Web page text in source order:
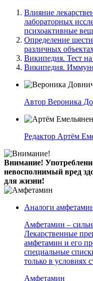
Влияние
лабораторных
психоактивные
Определение
различных
Википедия. Тест
Википедия.
Автор Вероника
Редактор Артём
Внимание!
невосполнимый вред
для жизни!
Аналоги
Амфетамин –
Лекарственные
амфетамин и его
специальные
только в условиях
Амфетамин